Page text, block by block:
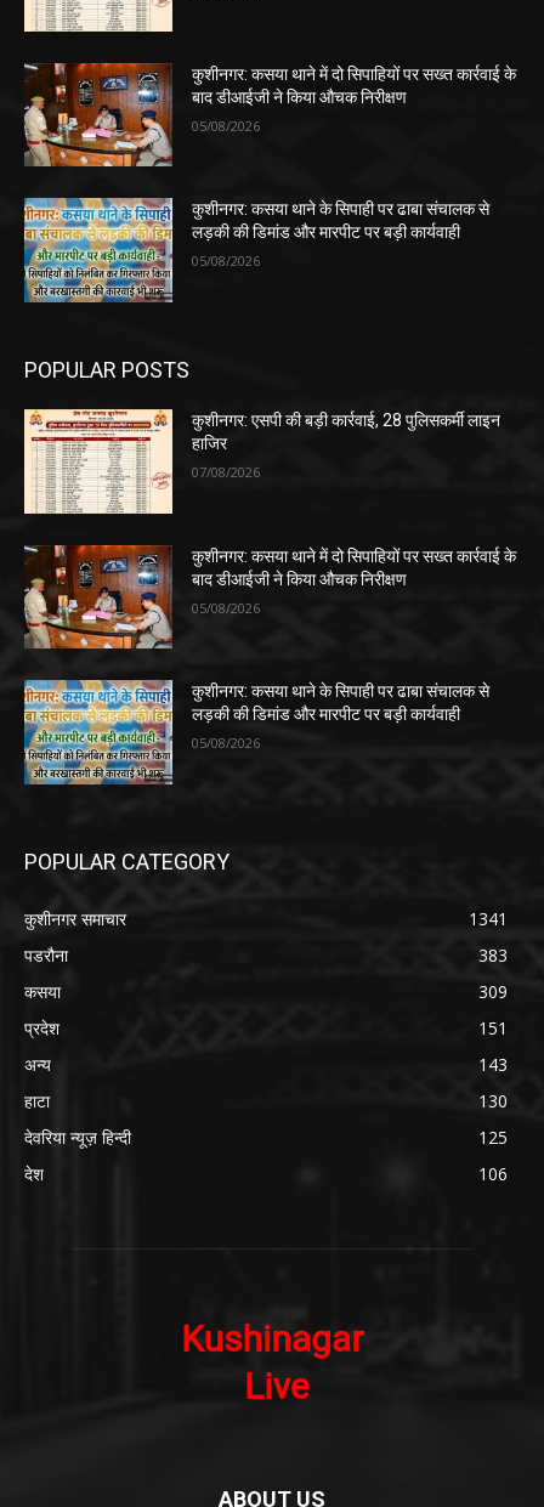
कुशीनगर: कसया थाने में दो सिपाहियों पर सख्त कार्रवाई के
बाद डीआईजी ने किया औचक निरीक्षण
05/08/2026
कुशीनगर: कसया थाने के सिपाही पर ढाबा संचालक से
लड़की की डिमांड और मारपीट पर बड़ी कार्यवाही
05/08/2026
POPULAR POSTS
कुशीनगर: एसपी की बड़ी कार्रवाई, 28 पुलिसकर्मी लाइन
हाजिर
07/08/2026
कुशीनगर: कसया थाने में दो सिपाहियों पर सख्त कार्रवाई के
बाद डीआईजी ने किया औचक निरीक्षण
05/08/2026
कुशीनगर: कसया थाने के सिपाही पर ढाबा संचालक से
लड़की की डिमांड और मारपीट पर बड़ी कार्यवाही
05/08/2026
POPULAR CATEGORY
कुशीनगर समाचार
1341
पडरौना
383
कसया
309
प्रदेश
151
अन्य
143
हाटा
130
देवरिया न्यूज़ हिन्दी
125
देश
106
ABOUT US